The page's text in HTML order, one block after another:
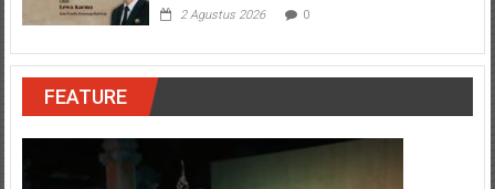
2 Agustus 2026 0
FEATURE